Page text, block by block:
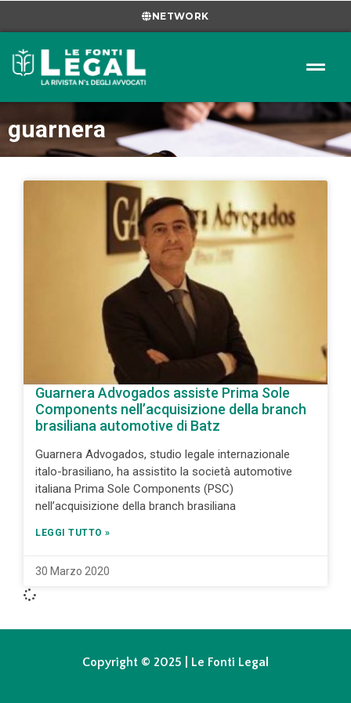
NETWORK
guarnera
Guarnera Advogados assiste Prima Sole
Components nell’acquisizione della branch
brasiliana automotive di Batz
Guarnera Advogados, studio legale internazionale
italo-brasiliano, ha assistito la società automotive
italiana Prima Sole Components (PSC)
nell’acquisizione della branch brasiliana
LEGGI TUTTO »
30 Marzo 2020
Copyright © 2025 | Le Fonti Legal